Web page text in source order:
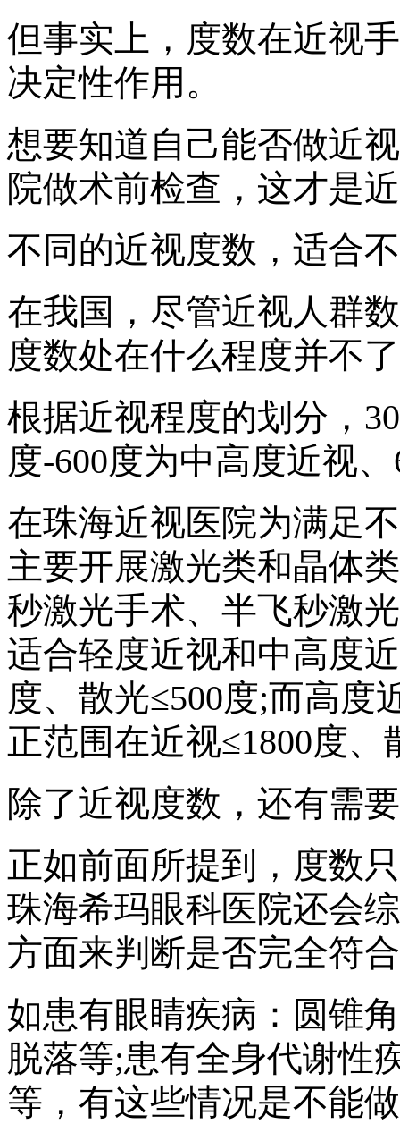
但事实上，度数在近视
决定性作用。
想要知道自己能否做近
院做术前检查，这才是
不同的近视度数，适合
在我国，尽管近视人群
度数处在什么程度并不
根据近视程度的划分，
度-600度为中高度近视
在珠海近视医院为满足
主要开展激光类和晶体
秒激光手术、半飞秒激
适合轻度近视和中高度
度、散光≤500度;而高度
正范围在近视≤1800度、
除了近视度数，还有需
正如前面所提到，度数
珠海希玛眼科医院还会
方面来判断是否完全符
如患有眼睛疾病：圆锥
脱落等;患有全身代谢性
等，有这些情况是不能